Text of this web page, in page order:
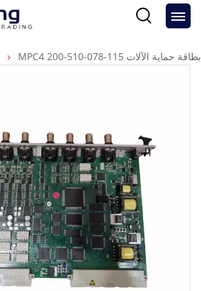
MPC4 200-510-078-115 بطاقة حماية الآلات